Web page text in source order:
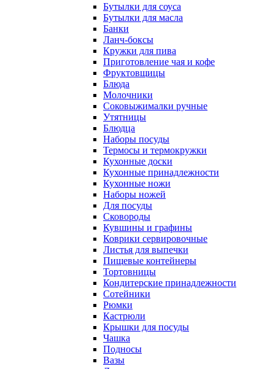
Бутылки для соуса
Бутылки для масла
Банки
Ланч-боксы
Кружки для пива
Приготовление чая и кофе
Фруктовщицы
Блюда
Молочники
Соковыжималки ручные
Утятницы
Блюдца
Наборы посуды
Термосы и термокружки
Кухонные доски
Кухонные принадлежности
Кухонные ножи
Наборы ножей
Для посуды
Сковороды
Кувшины и графины
Коврики сервировочные
Листья для выпечки
Пищевые контейнеры
Тортовницы
Кондитерские принадлежности
Сотейники
Рюмки
Кастрюли
Крышки для посуды
Чашка
Подносы
Вазы